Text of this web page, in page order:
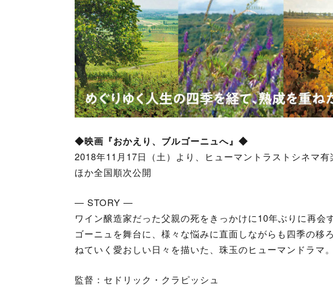
◆映画『おかえり、ブルゴーニュへ』◆
2018年11月17日（土）より、ヒューマントラストシネマ
ほか全国順次公開
― STORY ―
ワイン醸造家だった父親の死をきっかけに10年ぶりに再会
ゴーニュを舞台に、様々な悩みに直面しながらも四季の移
ねていく愛おしい日々を描いた、珠玉のヒューマンドラマ。
監督：セドリック・クラピッシュ